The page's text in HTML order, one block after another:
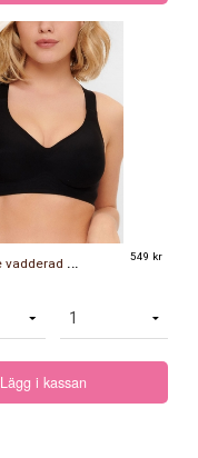
D
aily Invisible vadderad bh svart 549 kr
Lägg i kassan